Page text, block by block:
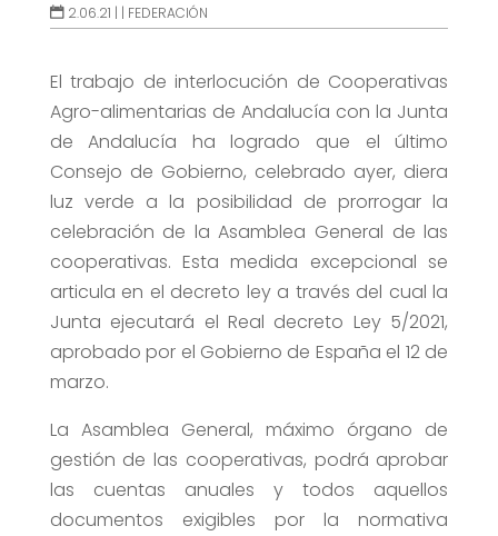
2.06.21 | | FEDERACIÓN
El trabajo de interlocución de Cooperativas
Agro-alimentarias de Andalucía con la Junta
de Andalucía ha logrado que el último
Consejo de Gobierno, celebrado ayer, diera
luz verde a la posibilidad de prorrogar la
celebración de la Asamblea General de las
cooperativas. Esta medida excepcional se
articula en el decreto ley a través del cual la
Junta ejecutará el Real decreto Ley 5/2021,
aprobado por el Gobierno de España el 12 de
marzo.
La Asamblea General, máximo órgano de
gestión de las cooperativas, podrá aprobar
las cuentas anuales y todos aquellos
documentos exigibles por la normativa